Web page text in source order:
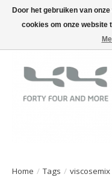
Home / Tags / viscosemix
Door het gebruiken van
cookies om onze website